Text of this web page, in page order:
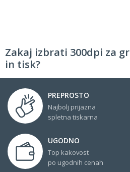
Zakaj izbrati 300dpi za
in tisk?
PREPROSTO
Najbolj prijazna
spletna tiskarna
UGODNO
Top kakovost
po ugodnih cenah